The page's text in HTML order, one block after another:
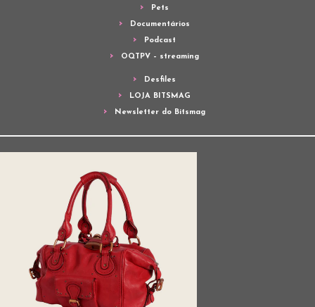
Pets
Documentários
Podcast
OQTPV – streaming
Desfiles
LOJA BITSMAG
Newsletter do Bitsmag